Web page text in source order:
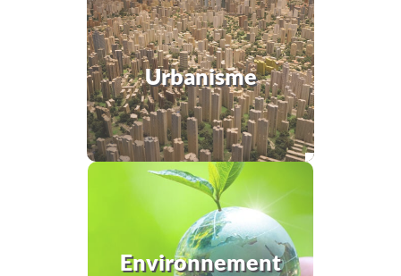
Urbanisme
Environnement